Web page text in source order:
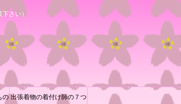
下さい）
の 出張着物の着付け師の７つ